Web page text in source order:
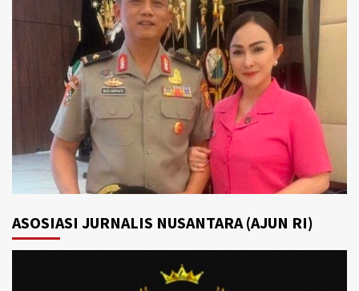
ASOSIASI JURNALIS NUSANTARA (AJUN RI)